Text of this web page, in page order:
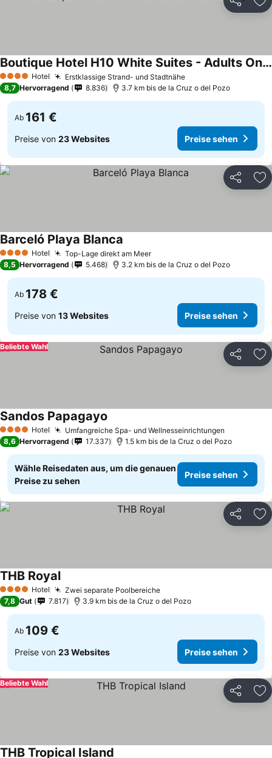
Teilen
4 Sterne Hotel Erstklassige Strand- und Stadtnähe
Boutique Hotel H10 White Suites - Adults Only
8,7 Hervorragend 8.836 3.7 km bis de la Cruz o del Pozo
Ab 161 €
Preise von 23 Websites Preise sehen
Teilen
4 Sterne Hotel Top-Lage direkt am Meer
Barceló Playa Blanca
8,5 Hervorragend 5.468 3.2 km bis de la Cruz o del Pozo
Ab 178 €
Preise von 13 Websites Preise sehen
Teilen
Beliebte Wahl
4 Sterne Hotel Umfangreiche Spa- und Wellnesseinrichtungen
Sandos Papagayo
8,6 Hervorragend 17.337 1.5 km bis de la Cruz o del Pozo
Wähle Reisedaten aus, um die genauen
Preise zu sehen
Preise sehen
Teilen
4 Sterne Hotel Zwei separate Poolbereiche
THB Royal
7,8 Gut 7.817 3.9 km bis de la Cruz o del Pozo
Ab 109 €
Preise von 23 Websites Preise sehen
Teilen
Beliebte Wahl
THB Tropical Island